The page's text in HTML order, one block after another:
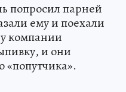
попросил парней
ему и поехали
компании
и они
«попутчика».